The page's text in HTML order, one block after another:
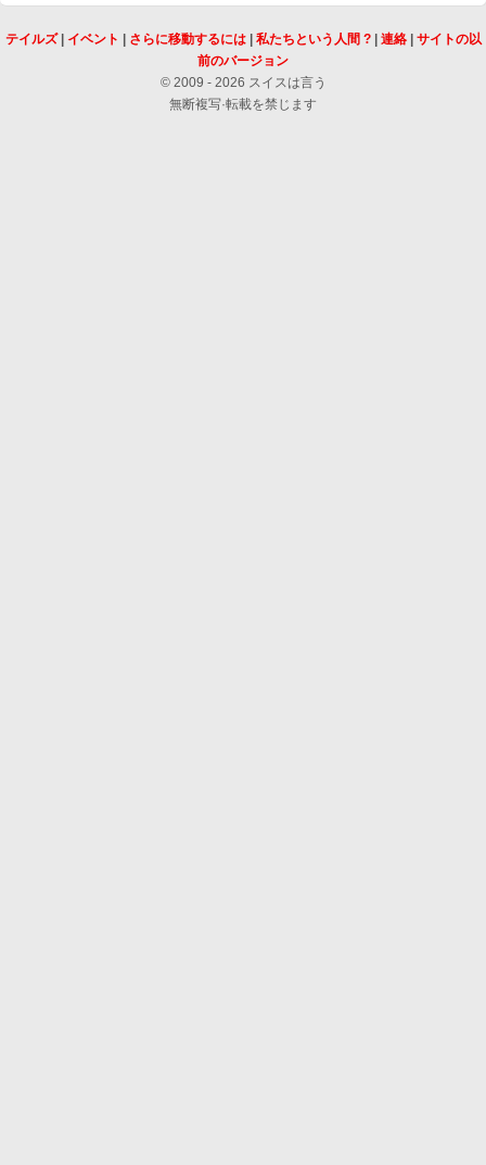
テイルズ| イベント さらに移動するには| 私たちという人間 ?| 連絡| サイトの以
前のバージョン
© 2009 - 2026 スイスは言う
無断複写·転載を禁じます